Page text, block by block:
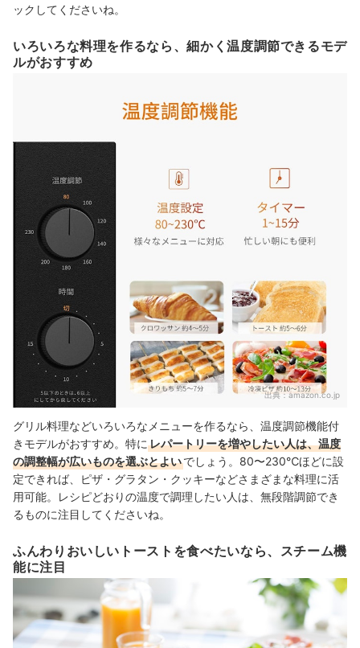
ックしてくださいね。
いろいろな料理を作るなら、細かく温度調節できるモデ
ルがおすすめ
出典： amazon.co.jp
グリル料理などいろいろなメニューを作るなら、温度調節機能付
きモデルがおすすめ。特にレパートリーを増やしたい人は、温度
の調整幅が広いものを選ぶとよいでしょう。80〜230℃ほどに設
定できれば、ピザ・グラタン・クッキーなどさまざまな料理に活
用可能。レシピどおりの温度で調理したい人は、 無段階調節でき
るものに注目してくださいね。
ふんわりおいしいトーストを食べたいなら、スチーム機
能に注目